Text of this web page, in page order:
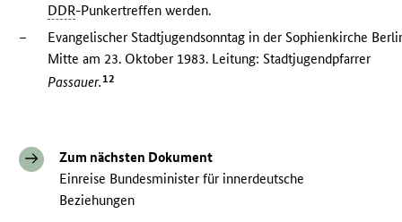
DDR-Punkertreffen werden.
–
Evangelischer Stadtjugendsonntag in der Sophienkirche
Mitte am 23. Oktober 1983. Leitung: Stadtjugendpfarrer
Passauer.12
Zum nächsten Dokument
Einreise Bundesminister für innerdeutsche
Beziehungen